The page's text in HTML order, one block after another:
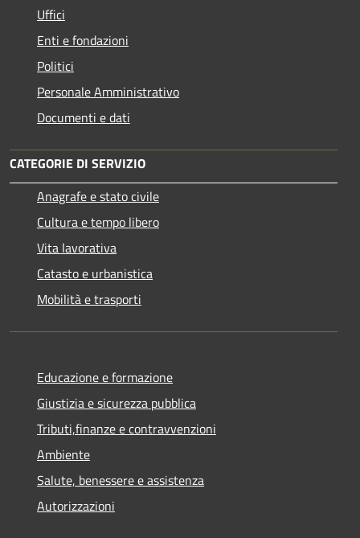
Uffici
Enti e fondazioni
Politici
Personale Amministrativo
Documenti e dati
CATEGORIE DI SERVIZIO
Anagrafe e stato civile
Cultura e tempo libero
Vita lavorativa
Catasto e urbanistica
Mobilità e trasporti
Educazione e formazione
Giustizia e sicurezza pubblica
Tributi,finanze e contravvenzioni
Ambiente
Salute, benessere e assistenza
Autorizzazioni